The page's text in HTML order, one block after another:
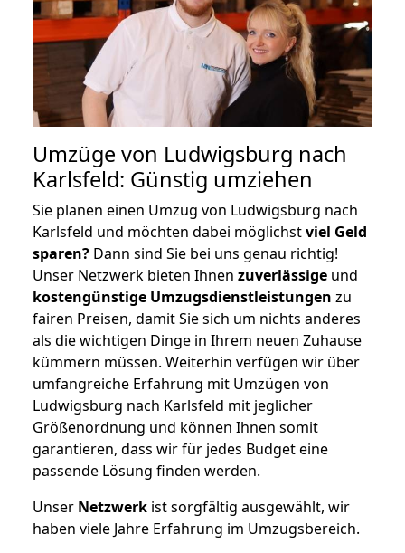
Umzüge von Ludwigsburg nach
Karlsfeld: Günstig umziehen
Sie planen einen Umzug von Ludwigsburg nach
Karlsfeld und möchten dabei möglichstviel Geld
sparen? Dann sind Sie bei uns genau richtig!
Unser Netzwerk bieten Ihnen zuverlässige und
kostengünstige Umzugsdienstleistungen zu
fairen Preisen, damit Sie sich um nichts anderes
als die wichtigen Dinge in Ihrem neuen Zuhause
kümmern müssen. Weiterhin verfügen wir über
umfangreiche Erfahrung mit Umzügen von
Ludwigsburg nach Karlsfeld mit jeglicher
Größenordnung und können Ihnen somit
garantieren, dass wir für jedes Budget eine
passende Lösung finden werden.
Unser Netzwerk ist sorgfältig ausgewählt, wir
haben viele Jahre Erfahrung im Umzugsbereich.